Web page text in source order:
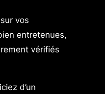
vos
entretenues,
vérifiés
d’un